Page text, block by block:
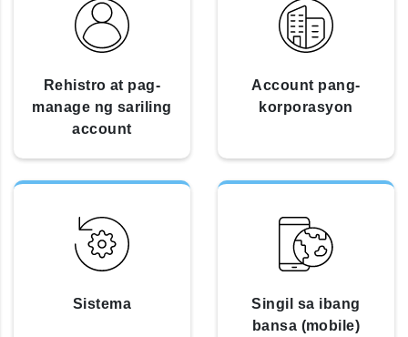
Rehistro at pag-
manage ng sariling
account
Account pang-
korporasyon
Sistema
Singil sa ibang
bansa (mobile)